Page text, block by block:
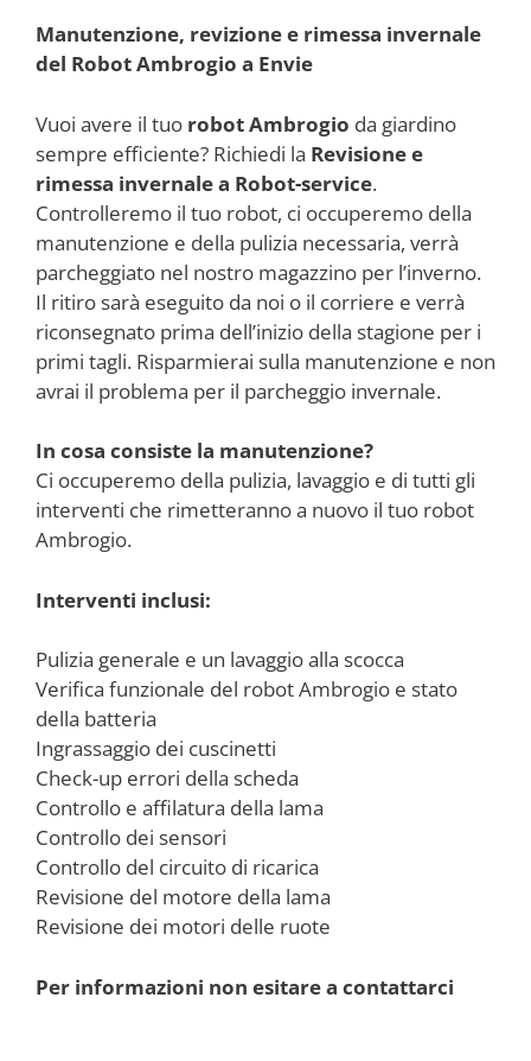
Manutenzione, revizione e rimessa invernale
del Robot Ambrogio a Envie
Vuoi avere il tuo robot Ambrogio da giardino
sempre efficiente? Richiedi la Revisione e
rimessa invernale a Robot-service.
Controlleremo il tuo robot, ci occuperemo della
manutenzione e della pulizia necessaria, verrà
parcheggiato nel nostro magazzino per l’inverno.
Il ritiro sarà eseguito da noi o il corriere e verrà
riconsegnato prima dell’inizio della stagione per i
primi tagli. Risparmierai sulla manutenzione e non
avrai il problema per il parcheggio invernale.
In cosa consiste la manutenzione?
Ci occuperemo della pulizia, lavaggio e di tutti gli
interventi che rimetteranno a nuovo il tuo robot
Ambrogio.
Interventi inclusi:
Pulizia generale e un lavaggio alla scocca
Verifica funzionale del robot Ambrogio e stato
della batteria
Ingrassaggio dei cuscinetti
Check-up errori della scheda
Controllo e affilatura della lama
Controllo dei sensori
Controllo del circuito di ricarica
Revisione del motore della lama
Revisione dei motori delle ruote
Per informazioni non esitare a contattarci